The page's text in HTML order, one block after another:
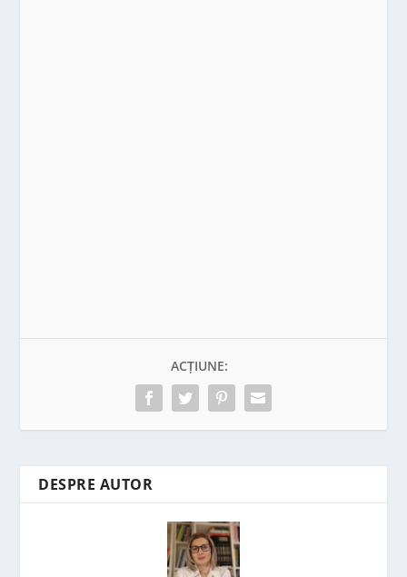
ACȚIUNE:
DESPRE AUTOR